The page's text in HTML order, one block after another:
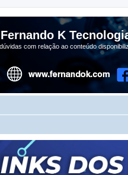
K
com relação ao conteúdo